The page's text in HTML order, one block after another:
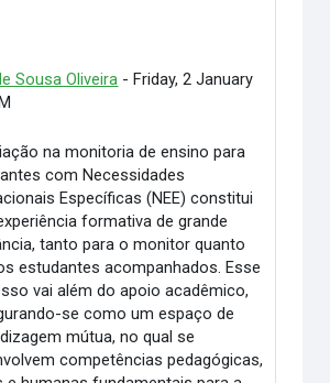
Sousa Oliveira - Friday, 2 January
0
na monitoria de ensino para
com Necessidades
Específicas (NEE) constitui
formativa de grande
tanto para o monitor quanto
estudantes acompanhados. Esse
vai além do apoio acadêmico,
se como um espaço de
mútua, no qual se
competências pedagógicas,